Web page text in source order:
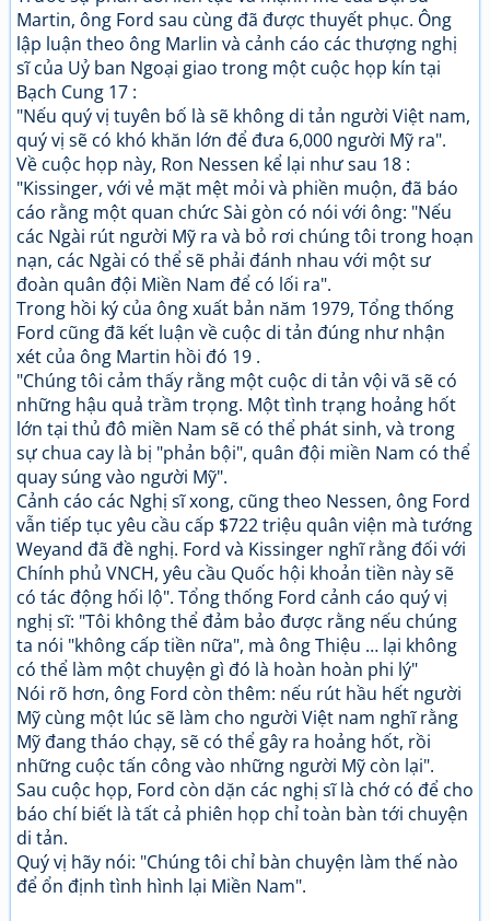
Martin, ông Ford sau cùng đã được thuyết phục. Ông
lập luận theo ông Marlin và cảnh cáo các thượng nghị
sĩ của Uỷ ban Ngoại giao trong một cuộc họp kín tại
Bạch Cung 17 :
"Nếu quý vị tuyên bố là sẽ không di tản người Việt nam,
quý vị sẽ có khó khăn lớn để đưa 6,000 người Mỹ ra".
Về cuộc họp này, Ron Nessen kể lại như sau 18 :
"Kissinger, với vẻ mặt mệt mỏi và phiền muộn, đã báo
cáo rằng một quan chức Sài gòn có nói với ông: "Nếu
các Ngài rút người Mỹ ra và bỏ rơi chúng tôi trong hoạn
nạn, các Ngài có thể sẽ phải đánh nhau với một sư
đoàn quân đội Miền Nam để có lối ra".
Trong hồi ký của ông xuất bản năm 1979, Tổng thống
Ford cũng đã kết luận về cuộc di tản đúng như nhận
xét của ông Martin hồi đó 19 .
"Chúng tôi cảm thấy rằng một cuộc di tản vội vã sẽ có
những hậu quả trầm trọng. Một tình trạng hoảng hốt
lớn tại thủ đô miền Nam sẽ có thể phát sinh, và trong
sự chua cay là bị "phản bội", quân đội miền Nam có thể
quay súng vào người Mỹ".
Cảnh cáo các Nghị sĩ xong, cũng theo Nessen, ông Ford
vẫn tiếp tục yêu cầu cấp $722 triệu quân viện mà tướng
Weyand đã đề nghị. Ford và Kissinger nghĩ rằng đối với
Chính phủ VNCH, yêu cầu Quốc hội khoản tiền này sẽ
có tác động hối lộ". Tổng thống Ford cảnh cáo quý vị
nghị sĩ: "Tôi không thể đảm bảo được rằng nếu chúng
ta nói "không cấp tiền nữa", mà ông Thiệu … lại không
có thể làm một chuyện gì đó là hoàn hoàn phi lý"
Nói rõ hơn, ông Ford còn thêm: nếu rút hầu hết người
Mỹ cùng một lúc sẽ làm cho người Việt nam nghĩ rằng
Mỹ đang tháo chạy, sẽ có thể gây ra hoảng hốt, rồi
những cuộc tấn công vào những người Mỹ còn lại".
Sau cuộc họp, Ford còn dặn các nghị sĩ là chớ có để cho
báo chí biết là tất cả phiên họp chỉ toàn bàn tới chuyện
di tản.
Quý vị hãy nói: "Chúng tôi chỉ bàn chuyện làm thế nào
để ổn định tình hình lại Miền Nam".